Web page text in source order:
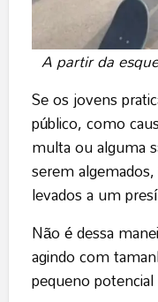
A partir da
Se os jovens
público, como
multa ou alguma
serem
levados a um
Não é dessa
agindo com
pequeno